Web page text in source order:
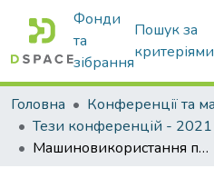
Фонди
та
зібрання
Пошук за
критеріями
Головна
Тези конференцій - 2021
Машиновикористання при вирощуванні часнику